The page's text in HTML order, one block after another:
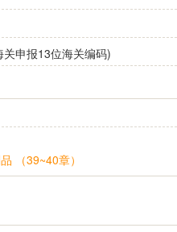
申报13位海关编码)
（39~40章）